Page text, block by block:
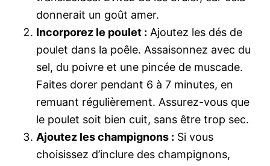
donnerait un goût amer.
Incorporez le poulet : Ajoutez les dés de
poulet dans la poêle. Assaisonnez avec du
sel, du poivre et une pincée de muscade.
Faites dorer pendant 6 à 7 minutes, en
remuant régulièrement. Assurez-vous que
le poulet soit bien cuit, sans être trop sec.
Ajoutez les champignons : Si vous
choisissez d’inclure des champignons,